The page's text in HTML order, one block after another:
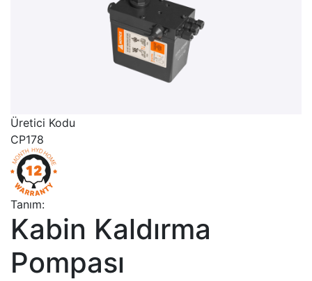
Üretici Kodu
CP178
Tanım:
Kabin Kaldırma
Pompası